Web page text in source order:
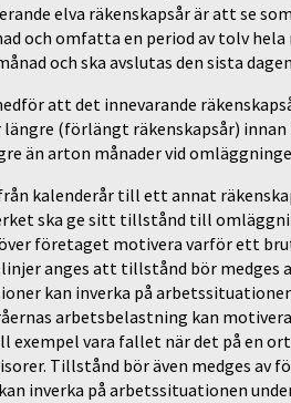
elva räkenskapsår är att se
och omfatta en period av tolv
och ska avslutas den sista
att det innevarande
(förlängt räkenskapsår)
än arton månader vid
kalenderår till ett annat
ska ge sitt tillstånd till
företaget motivera varför ett
anges att tillstånd bör medges
kan inverka på
arbetsbelastning kan
exempel vara fallet när det på en
Tillstånd bör även medges
inverka på arbetssituationen